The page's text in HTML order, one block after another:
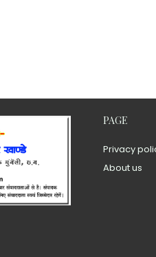
PAGE
Privacy
About us